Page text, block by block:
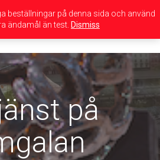
på
beställningar på denna sida och använd
ändamål än test. Dismiss